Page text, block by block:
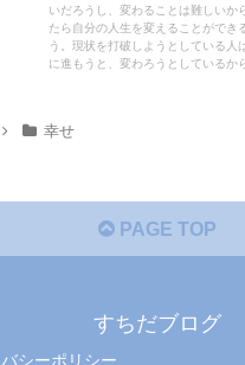
いだろうし、変わることは難しいか
たら自分の人生を変えることができ
う。現状を打破しようとしている人
に進もうと、変わろうとしているか
幸せ
PAGE TOP
すちだブログ
シーポリシー